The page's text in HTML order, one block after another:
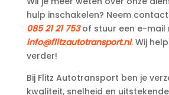
hulp inschakelen? Neem
085 21 21 753of stuur een e-mail
info@flitzautotransport.nl. Wij
verder!
Bij Flitz Autotransport ben je
kwaliteit, snelheid en